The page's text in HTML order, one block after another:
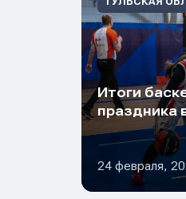
Итоги
праздника
24 февраля,